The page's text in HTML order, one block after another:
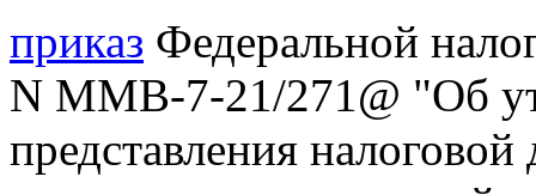
приказ Федеральной
N ММВ-7-21/271@ "Об
представления